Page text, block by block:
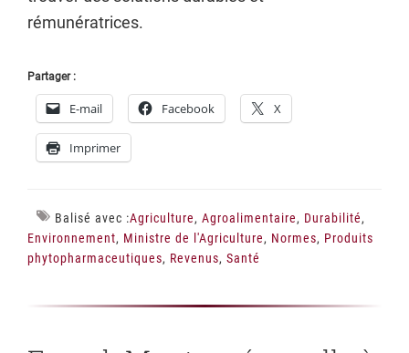
rémunératrices.
Partager :
E-mail Facebook X
Imprimer
Balisé avec :Agriculture, Agroalimentaire, Durabilité,
Environnement, Ministre de l'Agriculture, Normes, Produits
phytopharmaceutiques, Revenus, Santé